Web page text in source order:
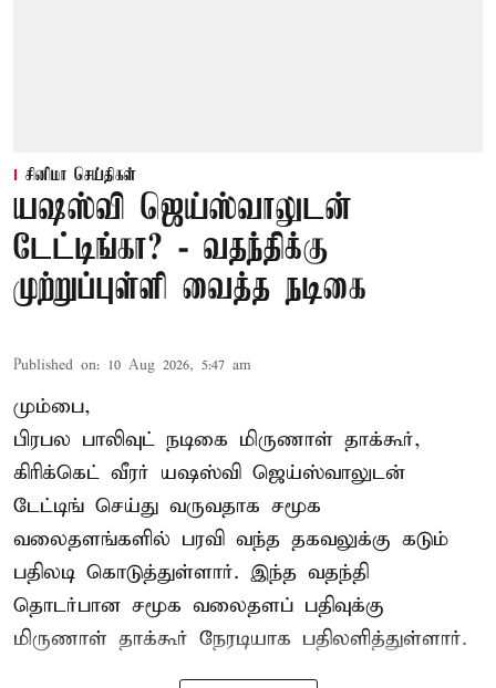
சினிமா செய்திகள்
யஷஸ்வி ஜெய்ஸ்வாலுடன்
டேட்டிங்கா? - வதந்திக்கு
முற்றுப்புள்ளி வைத்த நடிகை
Published on: 10 Aug 2026, 5:47 am
மும்பை,
பிரபல பாலிவுட் நடிகை மிருணாள் தாக்கூர்,
கிரிக்கெட் வீரர் யஷஸ்வி ஜெய்ஸ்வாலுடன்
டேட்டிங் செய்து வருவதாக சமூக
வலைதளங்களில் பரவி வந்த தகவலுக்கு கடும்
பதிலடி கொடுத்துள்ளார். இந்த வதந்தி
தொடர்பான சமூக வலைதளப் பதிவுக்கு
மிருணாள் தாக்கூர் நேரடியாக பதிலளித்துள்ளார்.